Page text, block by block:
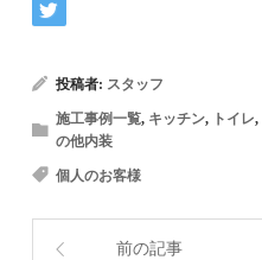
投稿者: スタッフ
施工事例一覧, キッチン, トイレ,
の他内装
個人のお客様
前の記事